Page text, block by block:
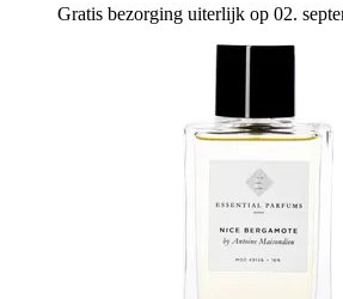
Gratis bezorging uiterlijk op 02.